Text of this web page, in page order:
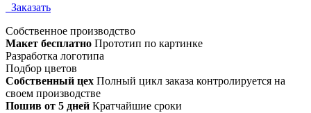
Заказать
Собственное производство
Макет бесплатно Прототип по картинке
Разработка логотипа
Подбор цветов
Собственный цех Полный цикл заказа контролируется на
своем производстве
Пошив от 5 дней Кратчайшие сроки